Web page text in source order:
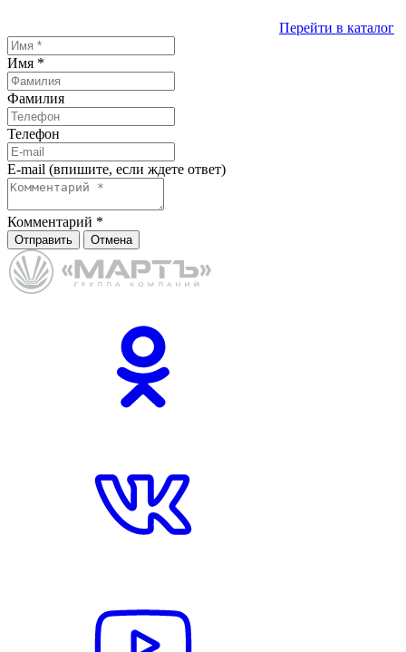
Перейти в каталог
Имя *
Фамилия
Телефон
E-mail (впишите, если ждете ответ)
Комментарий *
Отправить Отмена